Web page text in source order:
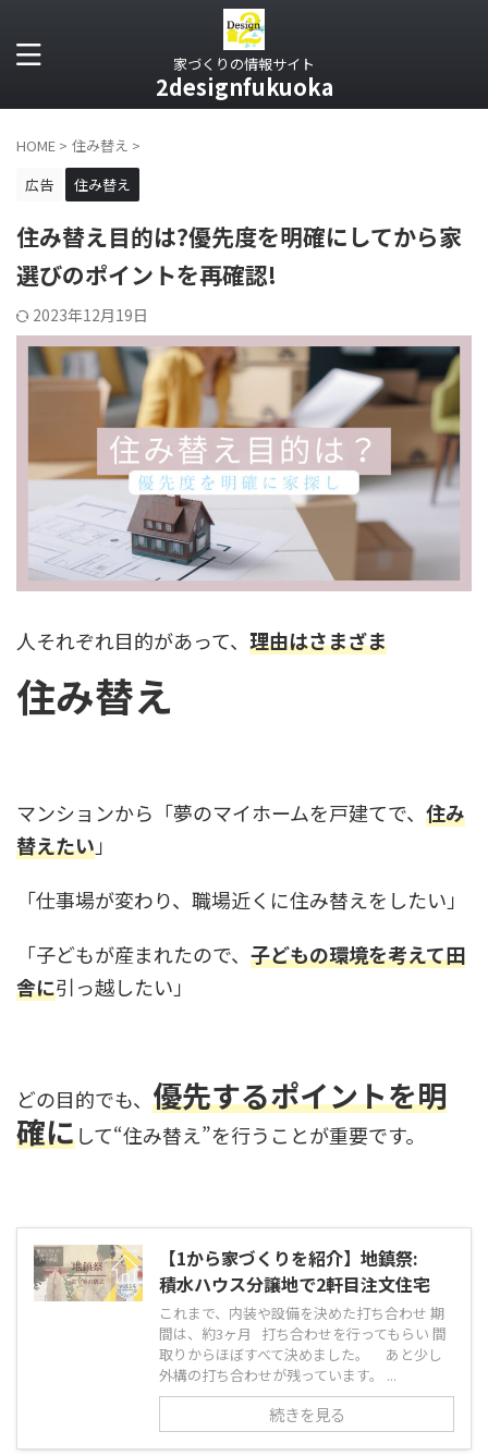
家づくりの情報サイト
2designfukuoka
HOME > 住み替え >
広告
住み替え
住み替え目的は?優先度を明確にしてから家
選びのポイントを再確認!
2023年12月19日
人それぞれ目的があって、 理由はさまざま
住み替え
マンションから「夢のマイホームを戸建てで、 住み
替えたい」
「仕事場が変わり、職場近くに住み替えをしたい」
「子どもが産まれたので、 子どもの環境を考えて田
舎に引っ越したい」
どの目的でも、 優先するポイントを明
確にして“住み替え”を行うことが重要です。
【1から家づくりを紹介】地鎮祭:
積水ハウス分譲地で2軒目注文住宅
これまで、内装や設備を決めた打ち合わせ 期
間は、約3ヶ月 打ち合わせを行ってもらい 間
取りからほぼすべて決めました。 あと少し
外構の打ち合わせが残っています。 ...
続きを見る